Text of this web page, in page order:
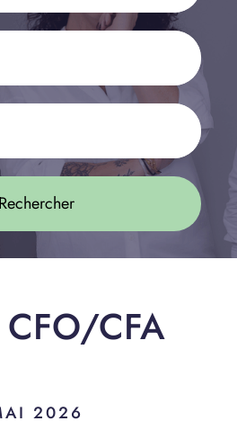
CFA
2026